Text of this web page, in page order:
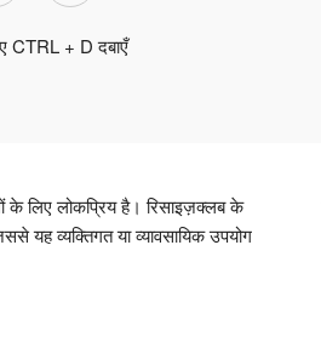
CTRL + D दबाएँ
लिए लोकप्रिय है। रिसाइज़क्लब के
यह व्यक्तिगत या व्यावसायिक उपयोग